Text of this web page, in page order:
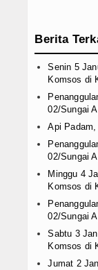
Berita
Senin 5
Komsos di
02/Sungai
Api
02/Sungai
Minggu 4
Komsos di
02/Sungai
Sabtu 3
Komsos di
Jumat 2